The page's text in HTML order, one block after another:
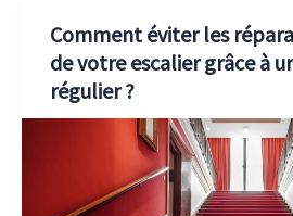
Comment éviter les
de votre escalier grâce à
régulier ?